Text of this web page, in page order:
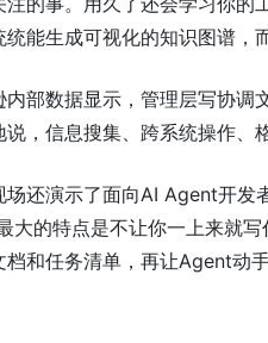
能生成可视化的知识图谱，
部数据显示，管理层写协
，信息搜集、跨系统操作、
场还演示了面向AI Agent开
大的特点是不让你一上来就
和任务清单，再让Agent动